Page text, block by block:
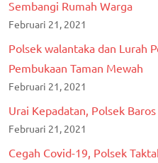
Sembangi Rumah Warga
Februari 21, 2021
Polsek walantaka dan Lurah
Pembukaan Taman Mewah
Februari 21, 2021
Urai Kepadatan, Polsek
Februari 21, 2021
Cegah Covid-19, Polsek